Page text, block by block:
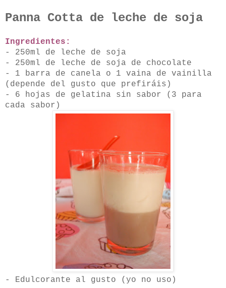
Panna Cotta de leche de soja
Ingredientes:
- 250ml de leche de soja
- 250ml de leche de soja de chocolate
- 1 barra de canela o 1 vaina de vainilla
(depende del gusto que prefiráis)
- 6 hojas de gelatina sin sabor (3 para
cada sabor)
- Edulcorante al gusto (yo no uso)